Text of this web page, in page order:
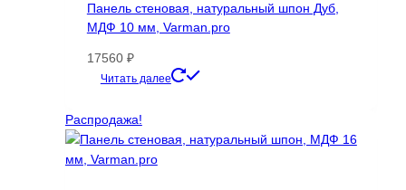
Панель стеновая, натуральный шпон Дуб,
МДФ 10 мм, Varman.pro
17560 ₽
Читать далее
несколько
Распродажа!